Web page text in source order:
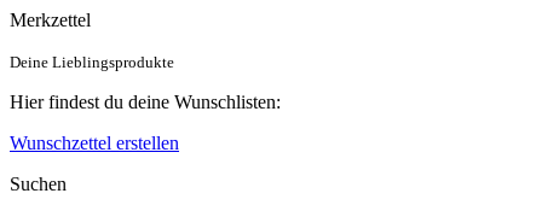
Merkzettel
Deine Lieblingsprodukte
Hier findest du deine Wunschlisten:
Wunschzettel erstellen
Suchen